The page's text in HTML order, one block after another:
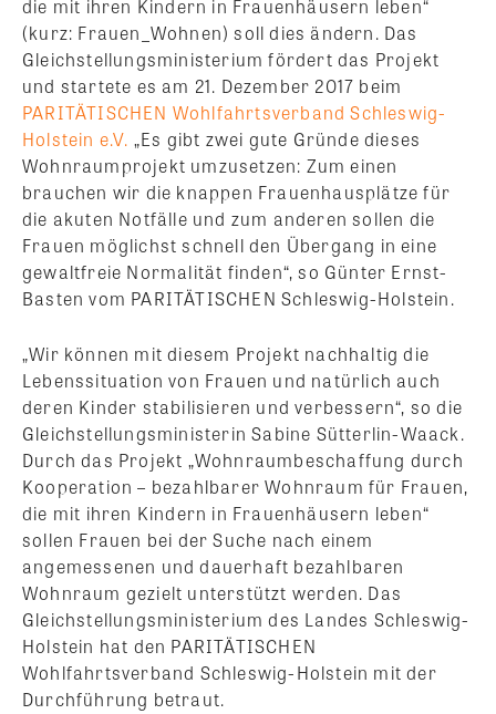
die mit ihren Kindern in Frauenhäusern leben“
(kurz: Frauen_Wohnen) soll dies ändern. Das
Gleichstellungsministerium fördert das Projekt
und startete es am 21. Dezember 2017 beim
PARITÄTISCHEN Wohlfahrtsverband Schleswig-
Holstein e.V. „Es gibt zwei gute Gründe dieses
Wohnraumprojekt umzusetzen: Zum einen
brauchen wir die knappen Frauenhausplätze für
die akuten Notfälle und zum anderen sollen die
Frauen möglichst schnell den Übergang in eine
gewaltfreie Normalität finden“, so Günter Ernst-
Basten vom PARITÄTISCHEN Schleswig-Holstein.
„Wir können mit diesem Projekt nachhaltig die
Lebenssituation von Frauen und natürlich auch
deren Kinder stabilisieren und verbessern“, so die
Gleichstellungsministerin Sabine Sütterlin-Waack.
Durch das Projekt „Wohnraumbeschaffung durch
Kooperation – bezahlbarer Wohnraum für Frauen,
die mit ihren Kindern in Frauenhäusern leben“
sollen Frauen bei der Suche nach einem
angemessenen und dauerhaft bezahlbaren
Wohnraum gezielt unterstützt werden. Das
Gleichstellungsministerium des Landes Schleswig-
Holstein hat den PARITÄTISCHEN
Wohlfahrtsverband Schleswig-Holstein mit der
Durchführung betraut.